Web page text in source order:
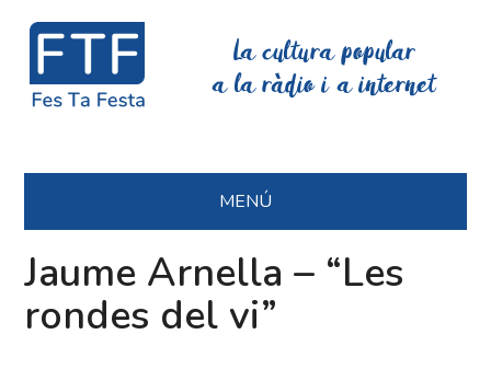
La cultura popular
a la ràdio i a internet
MENÚ
Jaume Arnella – “Les
rondes del vi”